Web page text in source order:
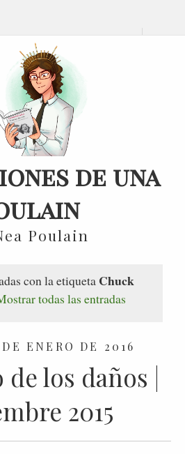
de una
Poulain
con la etiqueta Chuck
todas las entradas
ENERO DE 2016
los daños |
2015